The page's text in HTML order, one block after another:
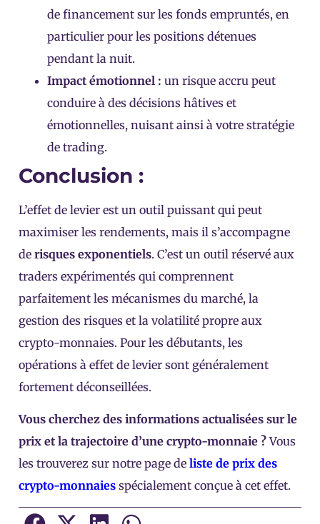
de financement sur les fonds empruntés, en
particulier pour les positions détenues
pendant la nuit.
Impact émotionnel : un risque accru peut
conduire à des décisions hâtives et
émotionnelles, nuisant ainsi à votre stratégie
de trading.
Conclusion :
L’effet de levier est un outil puissant qui peut
maximiser les rendements, mais il s’accompagne
de risques exponentiels. C’est un outil réservé aux
traders expérimentés qui comprennent
parfaitement les mécanismes du marché, la
gestion des risques et la volatilité propre aux
crypto-monnaies. Pour les débutants, les
opérations à effet de levier sont généralement
fortement déconseillées.
Vous cherchez des informations actualisées sur le
prix et la trajectoire d’une crypto-monnaie ?Vous
les trouverez sur notre page de liste de prix des
crypto-monnaies spécialement conçue à cet effet.